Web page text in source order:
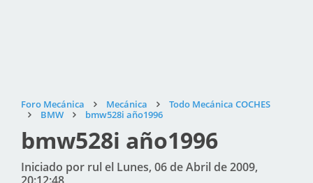
Foro Mecánica Mecánica
Todo Mecánica COCHES
BMW
bmw528i año1996
bmw528i año1996
Iniciado por rul el Lunes, 06 de Abril de 2009,